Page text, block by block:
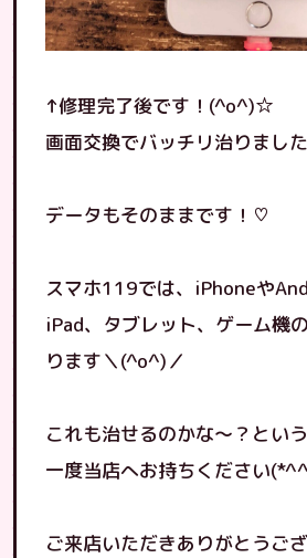
↑修理完了後です！(^o^)☆
画面交換でバッチリ治りました
データもそのままです！♡
スマホ119では、iPhoneや
iPad、タブレット、ゲーム機
ります＼(^o^)／
これも治せるのかな〜？とい
一度当店へお持ちください
ご来店いただきありがとうご